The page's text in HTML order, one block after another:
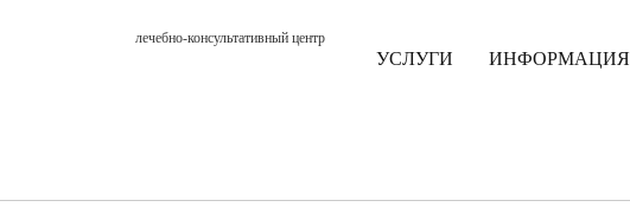
лечебно-консультативный центр
УСЛУГИ ИНФОРМАЦИЯ